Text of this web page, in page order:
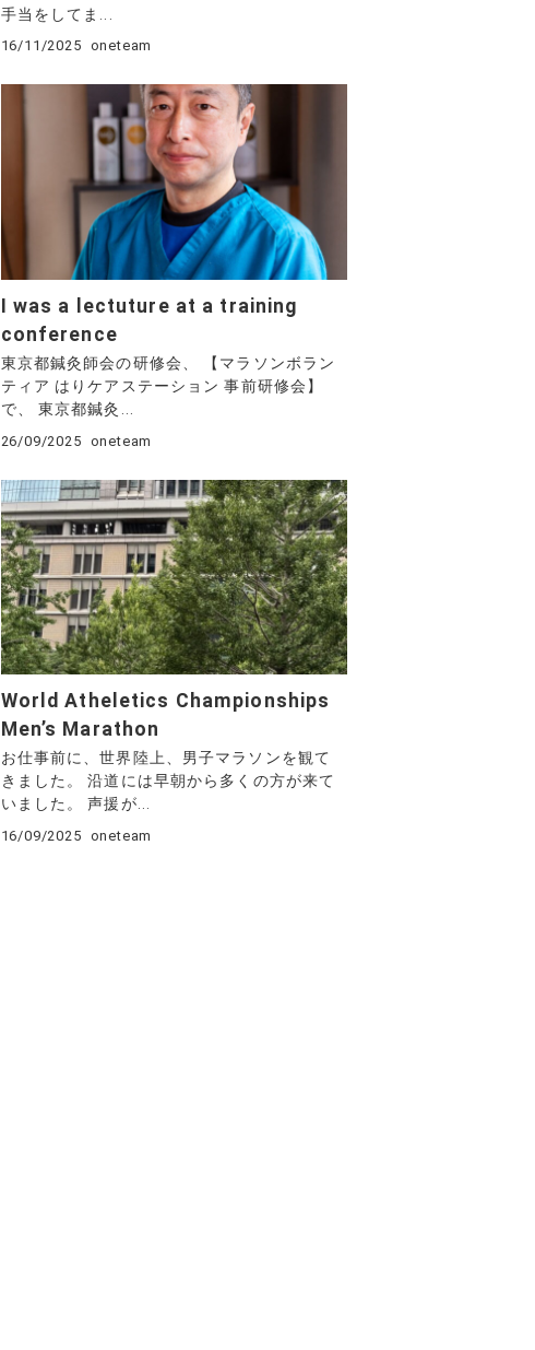
手当をしてま...
16/11/2025 oneteam
I was a lectuture at a training
conference
東京都鍼灸師会の研修会、 【マラソンボラン
ティア はりケアステーション 事前研修会】
で、 東京都鍼灸...
26/09/2025 oneteam
World Atheletics Championships
Men’s Marathon
お仕事前に、世界陸上、男子マラソンを観て
きました。 沿道には早朝から多くの方が来て
いました。 声援が...
16/09/2025 oneteam